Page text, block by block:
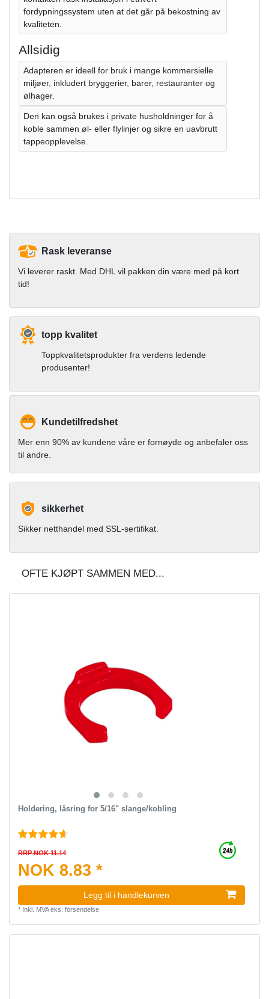
fordypningssystem uten at det går på bekostning av
kvaliteten.
Allsidig
Adapteren er ideell for bruk i mange kommersielle
miljøer, inkludert bryggerier, barer, restauranter og
ølhager.
Den kan også brukes i private husholdninger for å
koble sammen øl- eller flylinjer og sikre en uavbrutt
tappeopplevelse.
Rask leveranse
Vi leverer raskt. Med DHL vil pakken din være med på kort
tid!
topp kvalitet
Toppkvalitetsprodukter fra verdens ledende
produsenter!
Kundetilfredshet
Mer enn 90% av kundene våre er fornøyde og anbefaler oss
til andre.
sikkerhet
Sikker netthandel med SSL-sertifikat.
OFTE KJØPT SAMMEN MED...
Holdering, låsring for 5/16" slange/kobling
RRP NOK 11.14
NOK 8.83 *
Legg til i handlekurven
* Inkl. MVAeks. forsendelse